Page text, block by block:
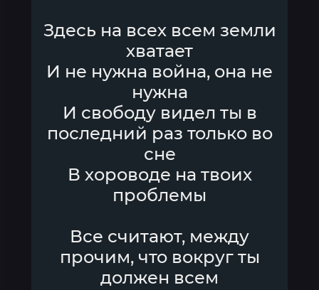
Здесь на всех всем земли
хватает
И не нужна война, она не
нужна
И свободу видел ты в
последний раз только во
сне
В хороводе на твоих
проблемы
Все считают, между
прочим, что вокруг ты
должен всем